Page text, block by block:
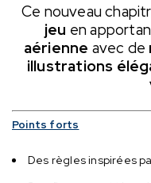
Ce nouveau
jeu en
aérienne avec de
illustrations
Points forts
Des règles inspirées